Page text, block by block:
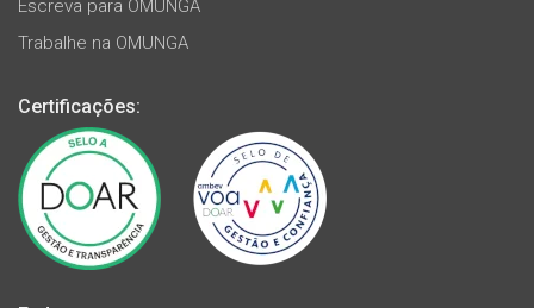
Escreva para OMUNGA
Trabalhe na OMUNGA
Certificações: